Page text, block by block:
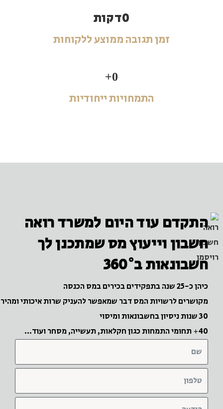
זמן תגובה ממוצע ללקוחות
דקות
התמחויות ייחודיות
עוד היום למשרד רואה
וייעוץ מס שמתכנן לך
ב360°
בכירים במס הכנסה
לרשויות המס דבר שמאפשר להעניק שרות איכותי ומהיר